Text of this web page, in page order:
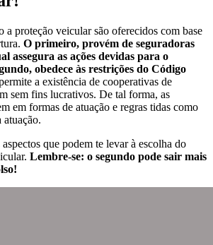
a proteção veicular são oferecidos com base
O primeiro, provém de seguradoras
assegura as ações devidas para o
obedece às restrições do Código
a existência de cooperativas de
sem fins lucrativos. De tal forma, as
em formas de atuação e regras tidas como
atuação.
que podem te levar à escolha do
Lembre-se: o segundo pode sair mais